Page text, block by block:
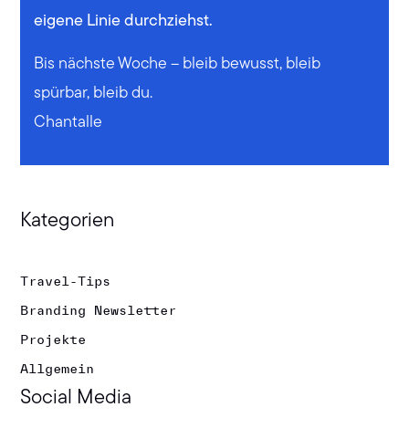
eigene Linie durchziehst.
Bis nächste Woche – bleib bewusst, bleib
spürbar, bleib du.
Chantalle
Kategorien
Travel-Tips
Branding Newsletter
Projekte
Allgemein
Social Media